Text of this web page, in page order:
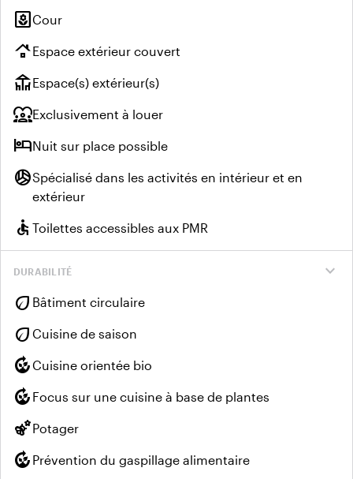
yardCour
roofingEspace extérieur couvert
deckEspace(s) extérieur(s)
diversity_1Exclusivement à louer
hotelNuit sur place possible
sports_volleyballSpécialisé dans les activités en intérieur et en
extérieur
accessible Toilettes accessibles aux PMR
expand_more
DURABILITÉ
eco Bâtiment circulaire
eco Cuisine de saison
compostCuisine orientée bio
compost Focus sur une cuisine à base de plantes
emoji_naturePotager
compost Prévention du gaspillage alimentaire